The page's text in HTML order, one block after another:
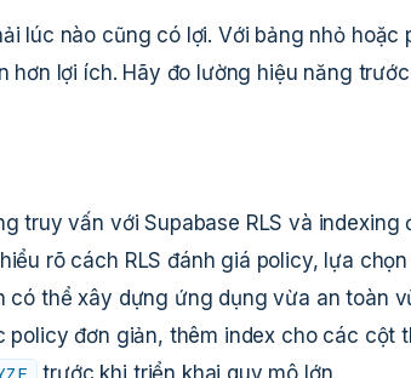
lúc nào cũng có lợi. Với bảng nhỏ
hơn lợi ích. Hãy đo lường hiệu năng
truy vấn với Supabase RLS và
rõ cách RLS đánh giá policy, lựa
có thể xây dựng ứng dụng vừa an toàn
policy đơn giản, thêm index cho các cột